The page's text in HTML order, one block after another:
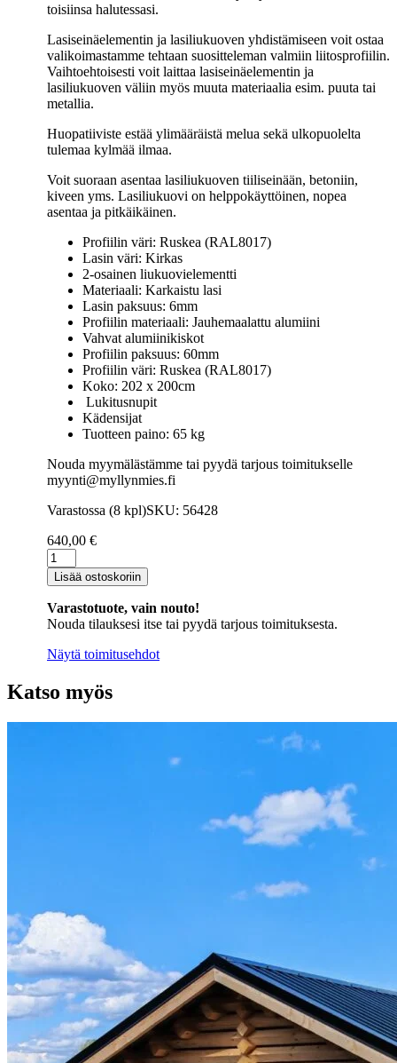
toisiinsa halutessasi.
Lasiseinäelementin ja lasiliukuoven yhdistämiseen voit ostaa
valikoimastamme tehtaan suositteleman valmiin liitosprofiilin.
Vaihtoehtoisesti voit laittaa lasiseinäelementin ja
lasiliukuoven väliin myös muuta materiaalia esim. puuta tai
metallia.
Huopatiiviste estää ylimääräistä melua sekä ulkopuolelta
tulemaa kylmää ilmaa.
Voit suoraan asentaa lasiliukuoven tiiliseinään, betoniin,
kiveen yms. Lasiliukuovi on helppokäyttöinen, nopea
asentaa ja pitkäikäinen.
Profiilin väri:​ Ruskea (RAL8017)
Lasin väri: Kirkas
2-osainen liukuovielementti
Materiaali: Karkaistu lasi
Lasin paksuus: 6mm
Profiilin materiaali: Jauhemaalattu alumiini
Vahvat alumiinikiskot
Profiilin paksuus: 60mm
Profiilin väri: Ruskea (RAL8017)
Koko: 202 x 200cm
Lukitusnupit
Kädensijat
Tuotteen paino: 65 kg
Nouda myymälästämme tai pyydä tarjous toimitukselle
myynti@myllynmies.fi
Varastossa (8 kpl)SKU: 56428
640,00 €
Terassin
lasiliukuovi
202
x
200
määrä
Lisää ostoskoriin
Varastotuote, vain nouto!
Nouda tilauksesi itse tai pyydä tarjous toimituksesta.
Näytä toimitusehdot
Katso myös